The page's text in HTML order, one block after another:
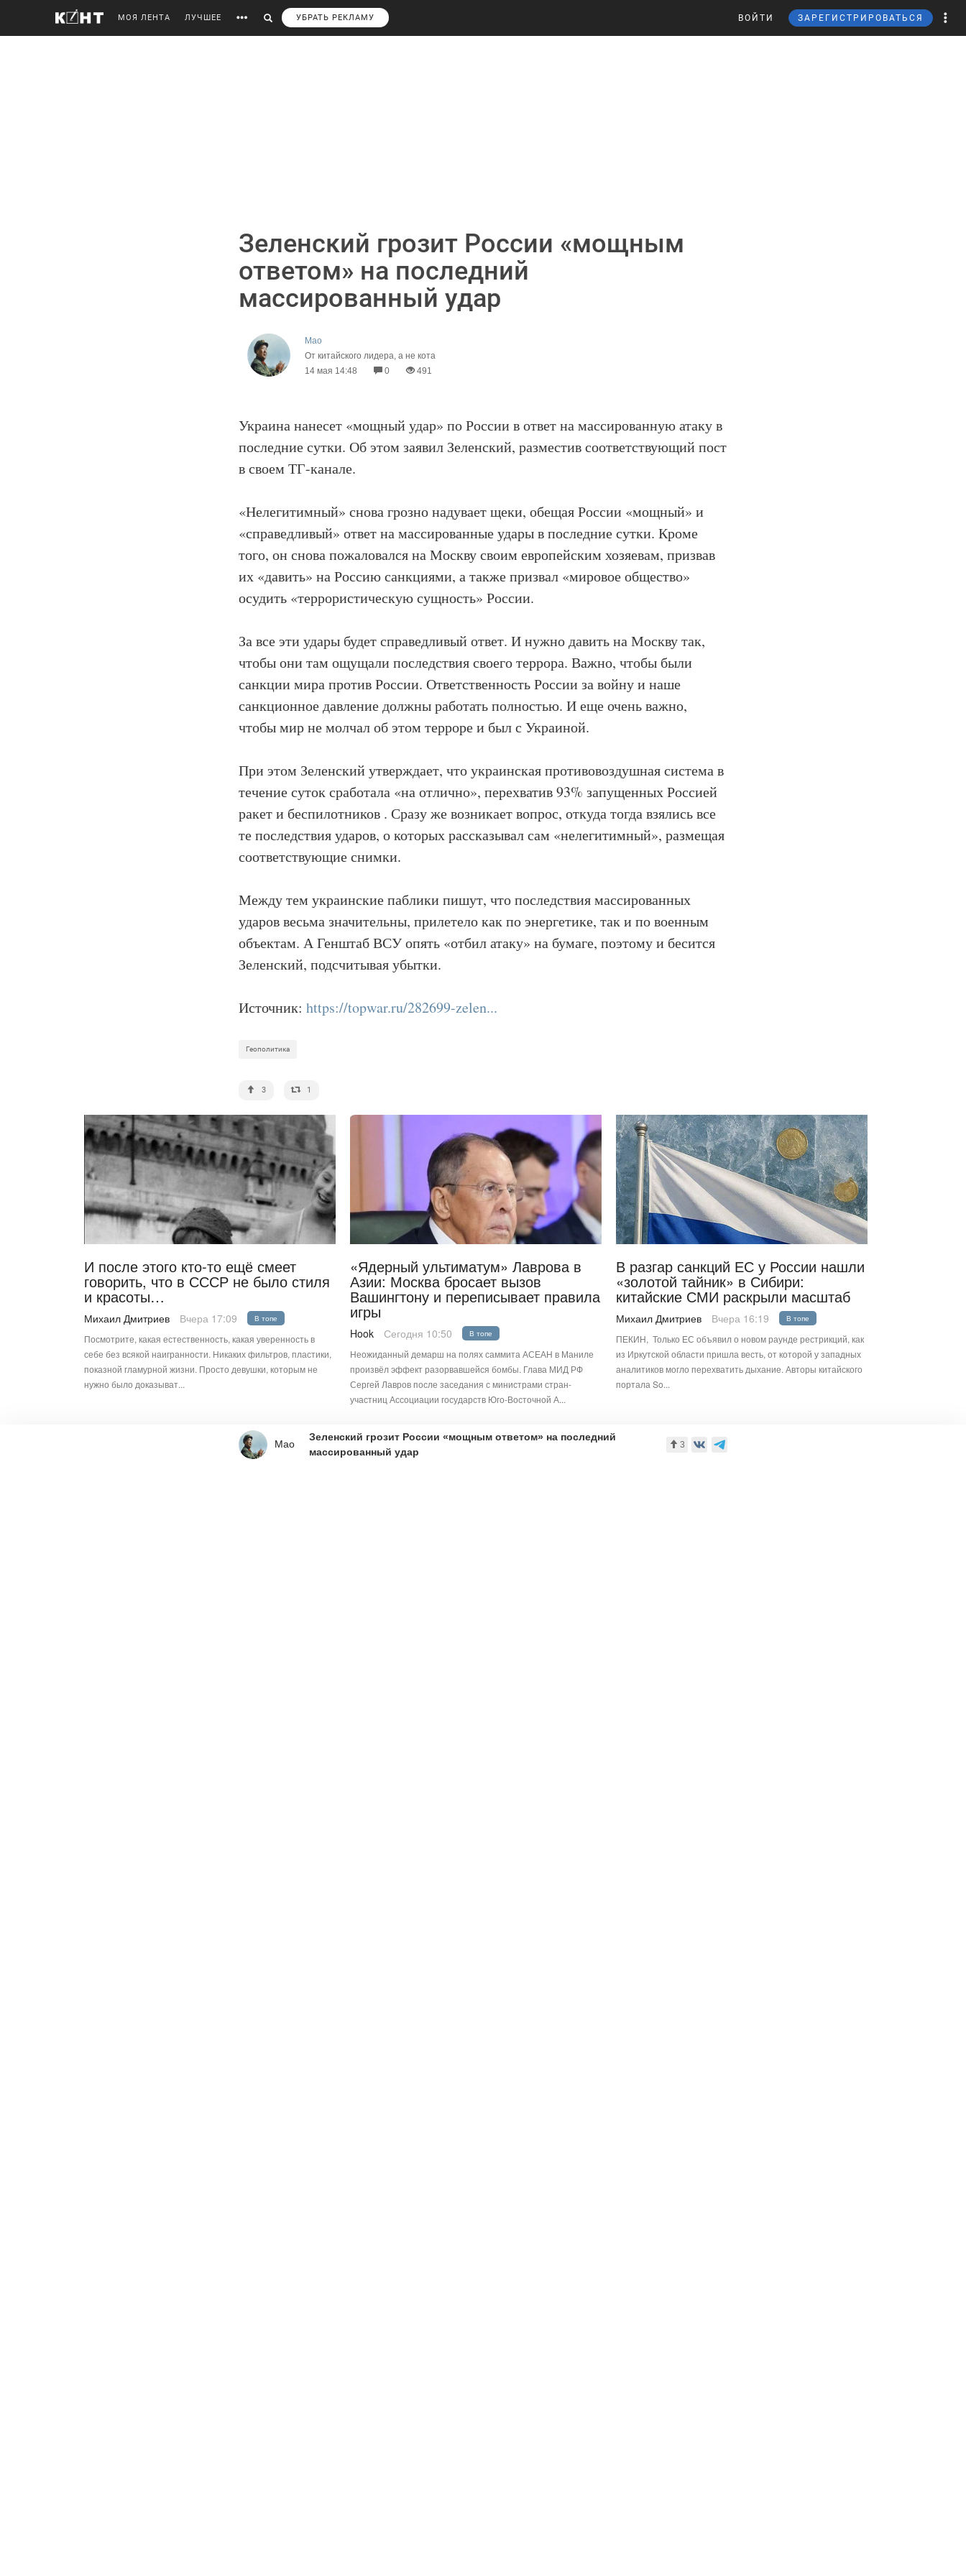
МОЯ ЛЕНТА ЛУЧШЕЕ УБРАТЬ РЕКЛАМУ ВОЙТИ ЗАРЕГИСТРИРОВАТЬСЯ
Зеленский грозит России «мощным
ответом» на последний
массированный удар
Mao
От китайского лидера, а не кота
14 мая 14:48
0 491
Украина нанесет «мощный удар» по России в ответ на массированную атаку в
последние сутки. Об этом заявил Зеленский, разместив соответствующий пост
в своем ТГ-канале.
«Нелегитимный» снова грозно надувает щеки, обещая России «мощный» и
«справедливый» ответ на массированные удары в последние сутки. Кроме
того, он снова пожаловался на Москву своим европейским хозяевам, призвав
их «давить» на Россию санкциями, а также призвал «мировое общество»
осудить «террористическую сущность» России.
За все эти удары будет справедливый ответ. И нужно давить на Москву так,
чтобы они там ощущали последствия своего террора. Важно, чтобы были
санкции мира против России. Ответственность России за войну и наше
санкционное давление должны работать полностью. И еще очень важно,
чтобы мир не молчал об этом терроре и был с Украиной.
При этом Зеленский утверждает, что украинская противовоздушная система в
течение суток сработала «на отлично», перехватив 93% запущенных Россией
ракети беспилотников . Сразу же возникает вопрос, откуда тогда взялись все
те последствия ударов, о которых рассказывал сам «нелегитимный», размещая
соответствующие снимки.
Между тем украинские паблики пишут, что последствия массированных
ударов весьма значительны, прилетело как по энергетике, так и по военным
объектам. А Генштаб ВСУ опять «отбил атаку» на бумаге, поэтому и бесится
Зеленский, подсчитывая убытки.
Источник: https://topwar.ru/282699-zelen...
Геополитика
3 1
И после этого кто-то ещё смеет
говорить, что в СССР не было стиля
и красоты…
Михаил Дмитриев Вчера 17:09 В топе
Посмотрите, какая естественность, какая уверенность в
себе без всякой наигранности. Никаких фильтров, пластики,
показной гламурной жизни. Просто девушки, которым не
нужно было доказыват...
«Ядерный ультиматум» Лаврова в
Азии: Москва бросает вызов
Вашингтону и переписывает правила
игры
Hook Сегодня 10:50 В топе
Неожиданный демарш на полях саммита АСЕАН в Маниле
произвёл эффект разорвавшейся бомбы. Глава МИД РФ
Сергей Лавров после заседания с министрами стран-
участниц Ассоциации государств Юго-Восточной А...
В разгар санкций ЕС у России нашли
«золотой тайник» в Сибири:
китайские СМИ раскрыли масштаб
Михаил Дмитриев Вчера 16:19 В топе
ПЕКИН, Только ЕС объявил о новом раунде рестрикций, как
из Иркутской области пришла весть, от которой у западных
аналитиков могло перехватить дыхание. Авторы китайского
портала So...
Mao
Зеленский грозит России «мощным ответом» на последний
массированный удар
3